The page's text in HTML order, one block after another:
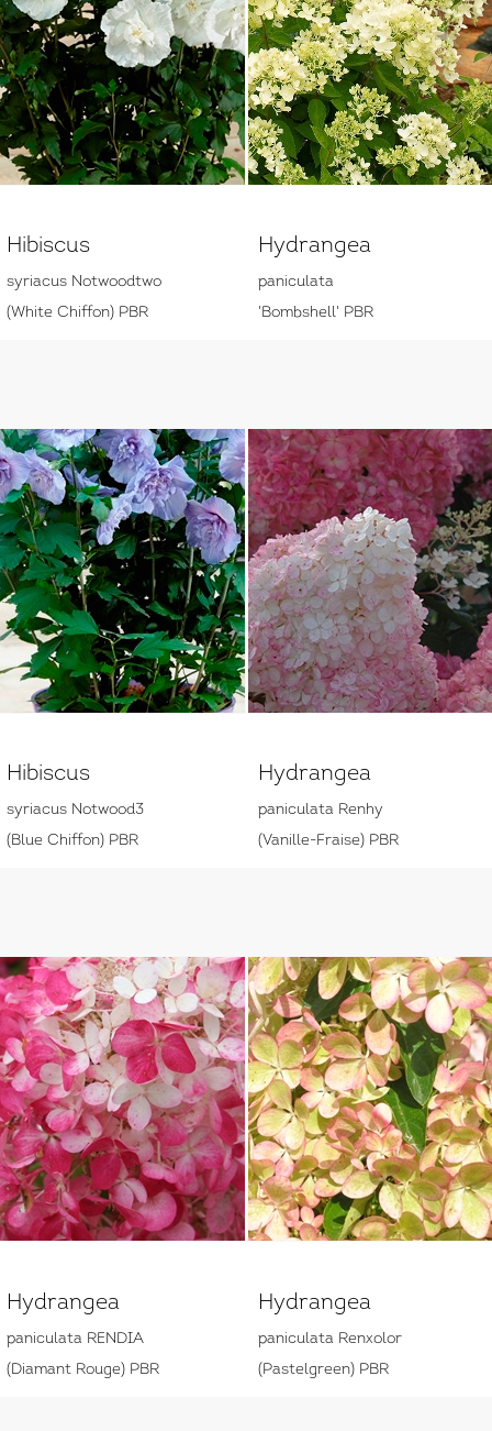
Hibiscus
syriacus Notwoodtwo
(White Chiffon) PBR
Hydrangea
paniculata
'Bombshell' PBR
Hibiscus
syriacus Notwood3
(Blue Chiffon) PBR
Hydrangea
paniculata Renhy
(Vanille-Fraise) PBR
Hydrangea
paniculata RENDIA
(Diamant Rouge) PBR
Hydrangea
paniculata Renxolor
(Pastelgreen) PBR